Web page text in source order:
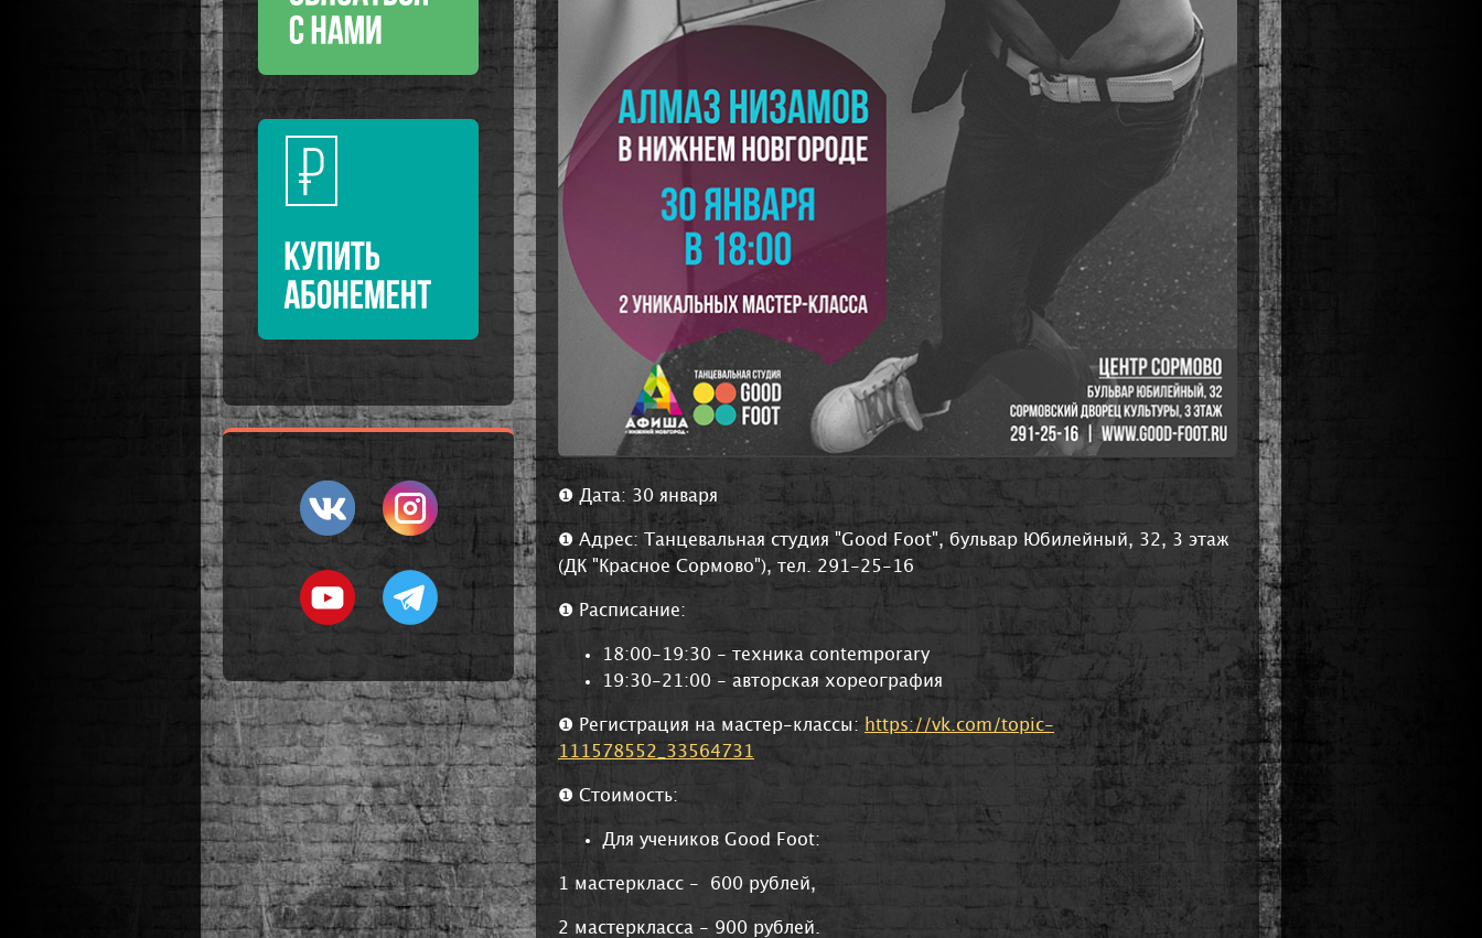
❶ Дата: 30 января
❶ Адрес:
Танцевальная студия "Good Foot", бульвар Юбилейный, 32, 3 этаж
(ДК "Красное Сормово"), тел. 291-25-16
❶ Расписание:
18:00-19:30 - техника contemporary
19:30-21:00 - авторская хореография
❶ Регистрация на мастер-классы: https://vk.com/topic-
111578552_33564731
❶ Стоимость:
Для учеников Good Foot:
1 мастеркласс - 600 рублей,
2 мастеркласса - 900 рублей.